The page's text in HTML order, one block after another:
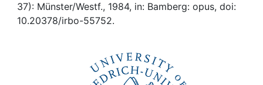
37): Münster/Westf., 1984, in: Bamberg: opus, doi:
10.20378/irbo-55752.